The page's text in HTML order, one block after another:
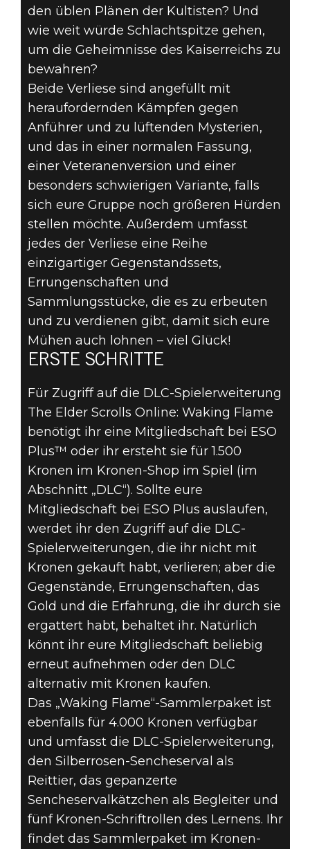
den üblen Plänen der Kultisten? Und
wie weit würde Schlachtspitze gehen,
um die Geheimnisse des Kaiserreichs zu
bewahren?
Beide Verliese sind angefüllt mit
heraufordernden Kämpfen gegen
Anführer und zu lüftenden Mysterien,
und das in einer normalen Fassung,
einer Veteranenversion und einer
besonders schwierigen Variante, falls
sich eure Gruppe noch größeren Hürden
stellen möchte. Außerdem umfasst
jedes der Verliese eine Reihe
einzigartiger Gegenstandssets,
Errungenschaften und
Sammlungsstücke, die es zu erbeuten
und zu verdienen gibt, damit sich eure
Mühen auch lohnen – viel Glück!
ERSTE SCHRITTE
Für Zugriff auf die DLC-Spielerweiterung
The Elder Scrolls Online: Waking Flame
benötigt ihr eine Mitgliedschaft bei ESO
Plus™ oder ihr ersteht sie für 1.500
Kronen im Kronen-Shop im Spiel (im
Abschnitt „DLC“). Sollte eure
Mitgliedschaft bei ESO Plus auslaufen,
werdet ihr den Zugriff auf die DLC-
Spielerweiterungen, die ihr nicht mit
Kronen gekauft habt, verlieren; aber die
Gegenstände, Errungenschaften, das
Gold und die Erfahrung, die ihr durch sie
ergattert habt, behaltet ihr. Natürlich
könnt ihr eure Mitgliedschaft beliebig
erneut aufnehmen oder den DLC
alternativ mit Kronen kaufen.
Das „Waking Flame“-Sammlerpaket ist
ebenfalls für 4.000 Kronen verfügbar
und umfasst die DLC-Spielerweiterung,
den Silberrosen-Sencheserval als
Reittier, das gepanzerte
Sencheservalkätzchen als Begleiter und
fünf Kronen-Schriftrollen des Lernens. Ihr
findet das Sammlerpaket im Kronen-